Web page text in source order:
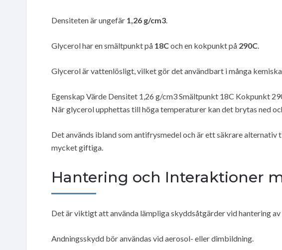
Densiteten är ungefär 1,26 g/cm3.
Glycerol har en smältpunkt på 18Coch en kokpunkt på 290C.
Glycerol är vattenlösligt, vilket gör det användbart i många
Egenskap Värde Densitet 1,26 g/cm3 Smältpunkt 18C Kokpunkt
När glycerol upphettas till höga temperaturer kan det brytas ned
Det används ibland som antifrysmedel och är ett säkrare alternativ
mycket giftiga.
Hantering och Interaktioner
Det är viktigt att använda lämpliga skyddsåtgärder vid hantering
Andningsskydd bör användas vid aerosol- eller dimbildning.